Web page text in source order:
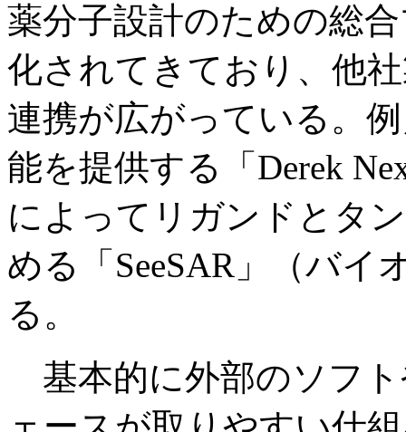
薬分子設計のための総
化されてきており、他
連携が広がっている。
能を提供する「Derek
によってリガンドとタ
める「SeeSAR」（バ
る。
基本的に外部のソフ